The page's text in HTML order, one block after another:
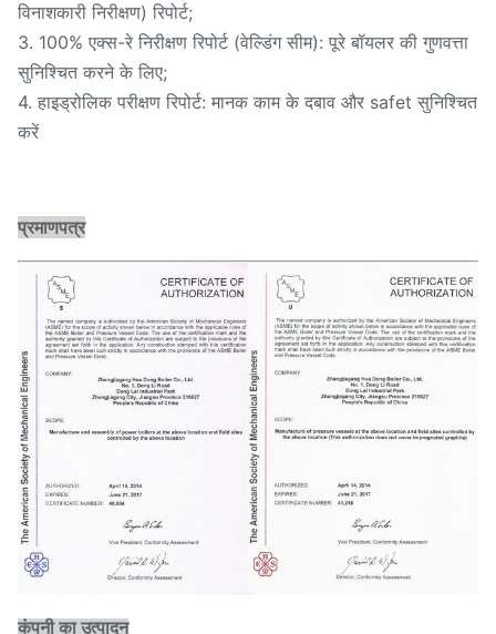
विनाशकारी निरीक्षण) रिपोर्ट;
3. 100% एक्स-रे निरीक्षण रिपोर्ट (वेल्डिंग सीम): पूरे बॉयलर की गुणवत्ता
सुनिश्चित करने के लिए;
4. हाइड्रोलिक परीक्षण रिपोर्ट: मानक काम के दबाव और safet सुनिश्चित
करें
प्रमाणपत्र
कंपनी का उत्पादन